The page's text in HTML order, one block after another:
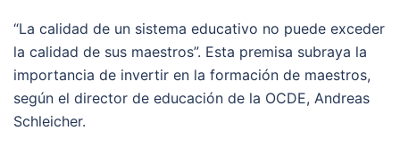
“La calidad de un sistema educativo no puede exceder
la calidad de sus maestros”. Esta premisa subraya la
importancia de invertir en la formación de maestros,
según el director de educación de la OCDE, Andreas
Schleicher.